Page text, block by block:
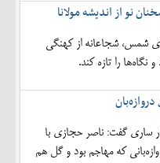
نو از اندیشه مولانا
شمس، شجاعانه از کهنگی
نگاه‌ها را تازه کند.
ساری گفت: ناصر حجازی با
که مهاجم بود و گل هم